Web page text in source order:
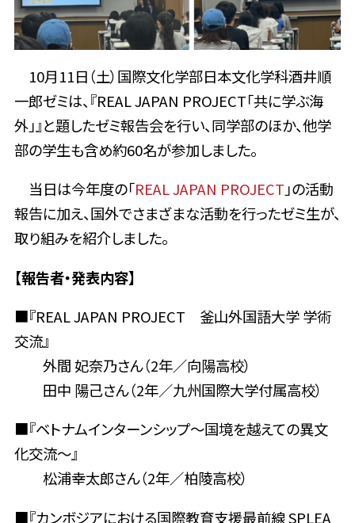
10月11日（土）国際文化学部日本文化学科酒井順
一郎ゼミは、『REAL JAPAN PROJECT「共に学ぶ海
外」』と題したゼミ報告会を行い、同学部のほか、他学
部の学生も含め約60名が参加しました。
当日は今年度の「REAL JAPAN PROJECT」の活動
報告に加え、国外でさまざまな活動を行ったゼミ生が、
取り組みを紹介しました。
【報告者・発表内容】
■『REAL JAPAN PROJECT 釜山外国語大学 学術
交流』
外間 妃奈乃さん（2年／向陽高校）
田中 陽己さん（2年／九州国際大学付属高校）
■『ベトナムインターンシップ～国境を越えての異文
化交流～』
松浦幸太郎さん（2年／柏陵高校）
■『カンボジアにおける国際教育支援最前線 SPLEA